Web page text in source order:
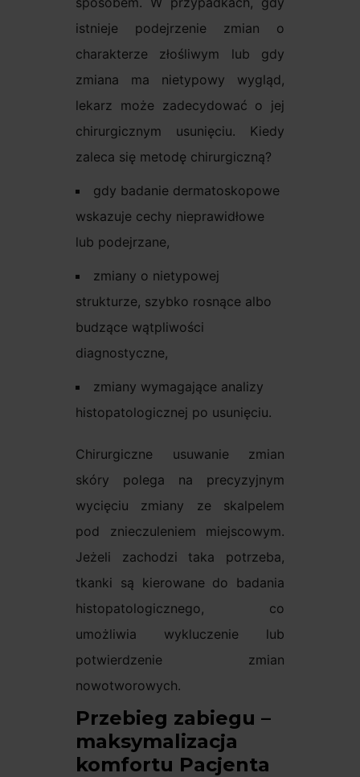
istnieje podejrzenie zmian o
charakterze złośliwym lub gdy
zmiana ma nietypowy wygląd,
lekarz może zadecydować o jej
chirurgicznym usunięciu. Kiedy
zaleca się metodę chirurgiczną?
gdy badanie dermatoskopowe
wskazuje cechy nieprawidłowe
lub podejrzane,
zmiany o nietypowej
strukturze, szybko rosnące albo
budzące wątpliwości
diagnostyczne,
zmiany wymagające analizy
histopatologicznej po usunięciu.
Chirurgiczne usuwanie zmian
skóry polega na precyzyjnym
wycięciu zmiany ze skalpelem
pod znieczuleniem miejscowym.
Jeżeli zachodzi taka potrzeba,
tkanki są kierowane do badania
histopatologicznego, co
umożliwia wykluczenie lub
potwierdzenie zmian
nowotworowych.
Przebieg zabiegu –
maksymalizacja
komfortu Pacjenta